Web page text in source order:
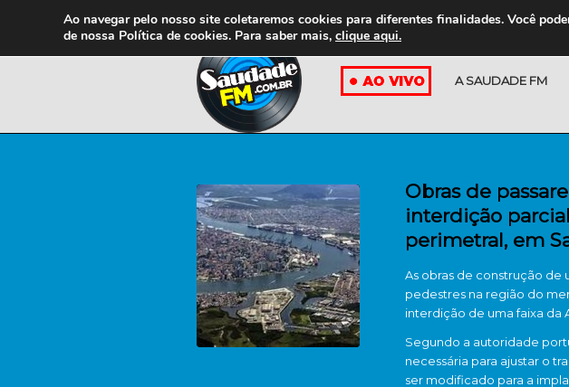
A SAUDADE FM
Obras de
interdição
perimetral, em
As obras de construção de
pedestres na região do
interdição de uma faixa da
Segundo a autoridade
necessária para ajustar o
ser modificado para a
Ao navegar pelo nosso site coletaremos cookies para diferentes finalidades. Você
de nossa Política de cookies. Para saber mais, clique aqui.